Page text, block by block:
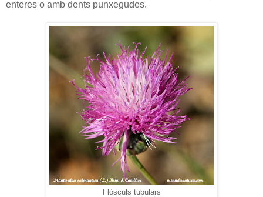
enteres o amb dents punxegudes.
Flòsculs tubulars